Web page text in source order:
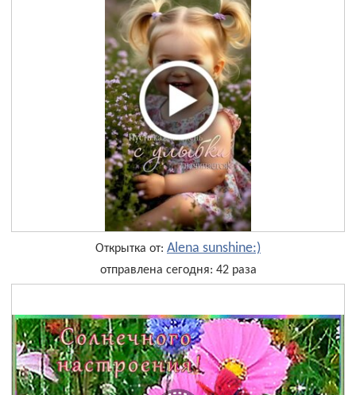
Открытка от: Alena sunshine:)
отправлена сегодня: 42 раза